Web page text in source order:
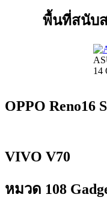
พื้นที่สนับส
14
OPPO Reno16
VIVO V70
หมวด 108